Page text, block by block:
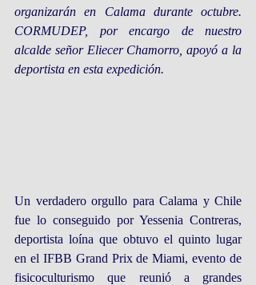
organizarán en Calama durante octubre.
CORMUDEP, por encargo de nuestro
alcalde señor Eliecer Chamorro, apoyó a la
deportista en esta expedición.
Un verdadero orgullo para Calama y Chile
fue lo conseguido por Yessenia Contreras,
deportista loína que obtuvo el quinto lugar
en el IFBB Grand Prix de Miami, evento de
fisicoculturismo que reunió a grandes